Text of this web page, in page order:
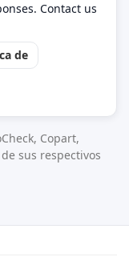
Contact us
de
Copart,
sus respectivos